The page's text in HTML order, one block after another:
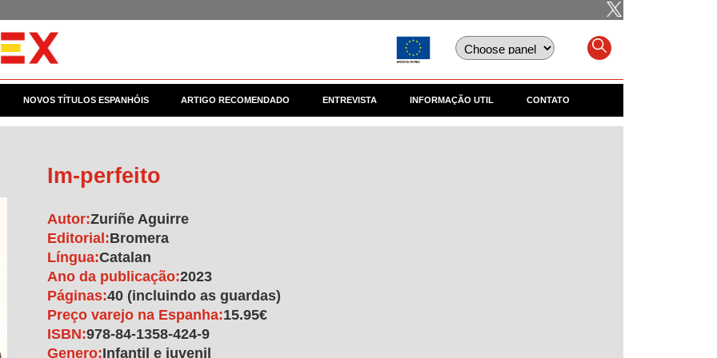
NOVOS TÍTULOS ESPANHÓIS ARTIGO RECOMENDADO ENTREVISTA INFORMAÇÃO UTIL CONTATO
Im-perfeito
Autor:Zuriñe Aguirre
Editorial:Bromera
Língua:Catalan
Ano da publicação:2023
Páginas:40 (incluindo as guardas)
Preço varejo na Espanha:15.95€
ISBN:978-84-1358-424-9
Genero:Infantil e juvenil